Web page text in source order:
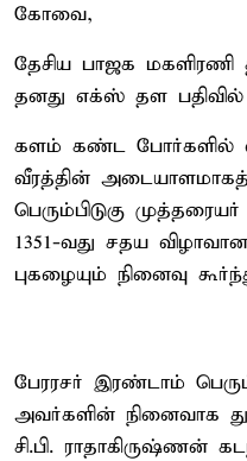
கோவை,
தேசிய பாஜக
தனது எக்ஸ் தள பதிவில்
களம் கண்ட போர்களில்
வீரத்தின்
பெரும்பிடுகு
1351-வது சதய
புகழையும் நினைவு
பேரரசர் இரண்டாம்
அவர்களின் நினைவாக
சி.பி. ராதாகிருஷ்ணன்